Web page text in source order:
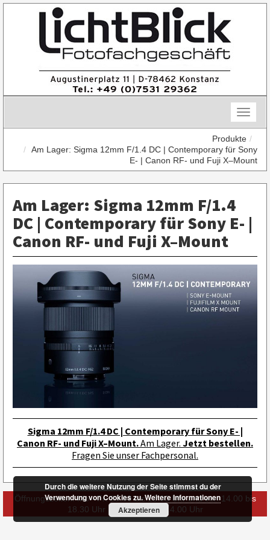
Toggle
Produkte
Am Lager: Sigma 12mm F/1.4 DC | Contemporary für Sony
E- | Canon RF- und Fuji X–Mount
Am Lager: Sigma 12mm F/1.4
DC | Contemporary für Sony E- |
Canon RF- und Fuji X–Mount
Sigma 12mm F/1.4 DC | Contemporary für Sony E- |
Canon RF- und Fuji X–Mount.Am Lager. Jetzt bestellen.
Fragen Sie unser Fachpersonal.
Öffnungszeiten: Mo - Fr: 09.30 bis 13.00 Uhr und von 14.00 bis
18.30 Uhr | Sa: 09.30 bis 14.00 Uhr
Durch die weitere Nutzung der Seite stimmst du der
Verwendung von Cookies zu.Weitere Informationen
Akzeptieren